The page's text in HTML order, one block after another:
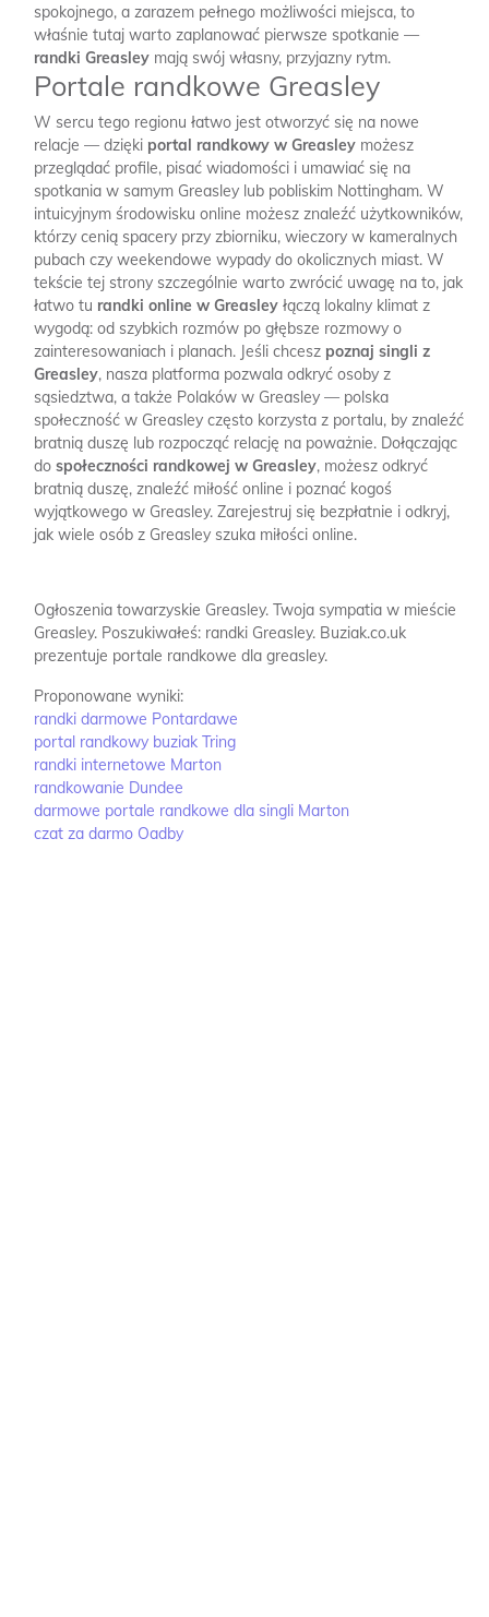
spokojnego, a zarazem pełnego możliwości miejsca, to
właśnie tutaj warto zaplanować pierwsze spotkanie —
randki Greasley mają swój własny, przyjazny rytm.
Portale randkowe Greasley
W sercu tego regionu łatwo jest otworzyć się na nowe
relacje — dzięki portal randkowy w Greasley możesz
przeglądać profile, pisać wiadomości i umawiać się na
spotkania w samym Greasley lub pobliskim Nottingham. W
intuicyjnym środowisku online możesz znaleźć użytkowników,
którzy cenią spacery przy zbiorniku, wieczory w kameralnych
pubach czy weekendowe wypady do okolicznych miast. W
tekście tej strony szczególnie warto zwrócić uwagę na to, jak
łatwo tu randki online w Greasley łączą lokalny klimat z
wygodą: od szybkich rozmów po głębsze rozmowy o
zainteresowaniach i planach. Jeśli chcesz poznaj singli z
Greasley, nasza platforma pozwala odkryć osoby z
sąsiedztwa, a także Polaków w Greasley — polska
społeczność w Greasley często korzysta z portalu, by znaleźć
bratnią duszę lub rozpocząć relację na poważnie. Dołączając
do społeczności randkowej w Greasley, możesz odkryć
bratnią duszę, znaleźć miłość online i poznać kogoś
wyjątkowego w Greasley. Zarejestruj się bezpłatnie i odkryj,
jak wiele osób z Greasley szuka miłości online.
Ogłoszenia towarzyskie Greasley. Twoja sympatia w mieście
Greasley. Poszukiwałeś: randki Greasley. Buziak.co.uk
prezentuje portale randkowe dla greasley.
Proponowane wyniki:
randki darmowe Pontardawe
portal randkowy buziak Tring
randki internetowe Marton
randkowanie Dundee
darmowe portale randkowe dla singli Marton
czat za darmo Oadby